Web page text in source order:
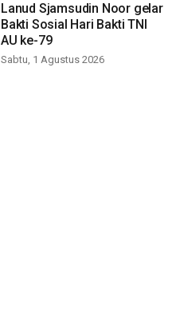
Lanud Sjamsudin Noor gelar
Bakti Sosial Hari Bakti TNI
AU ke-79
Sabtu, 1 Agustus 2026